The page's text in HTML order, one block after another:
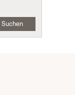
Suchen